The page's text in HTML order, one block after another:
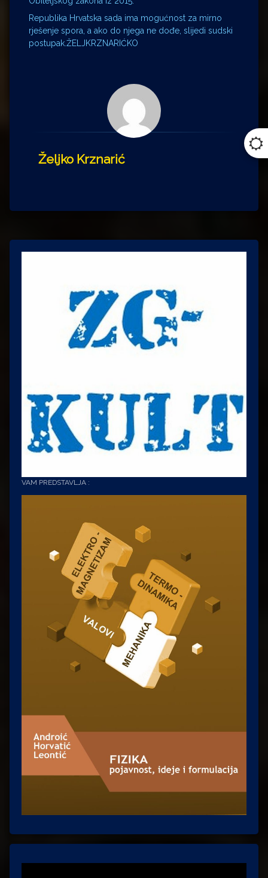
Republika Hrvatska sada ima mogućnost za mirno
rješenje spora, a ako do njega ne dođe, slijedi sudski
postupak.ŽELJKRZNARIĆKO
Željko Krznarić
VAM PREDSTAVLJA :